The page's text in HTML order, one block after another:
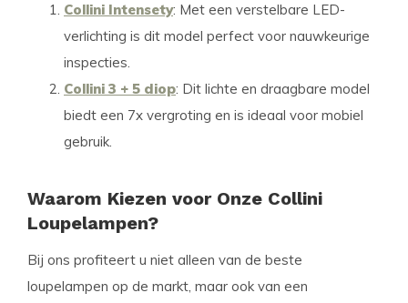
Collini Intensety: Met een verstelbare LED-
verlichting is dit model perfect voor nauwkeurige
inspecties.
Collini 3 + 5 diop: Dit lichte en draagbare model
biedt een 7x vergroting en is ideaal voor mobiel
gebruik.
Waarom Kiezen voor Onze Collini
Loupelampen?
Bij ons profiteert u niet alleen van de beste
loupelampen op de markt, maar ook van een